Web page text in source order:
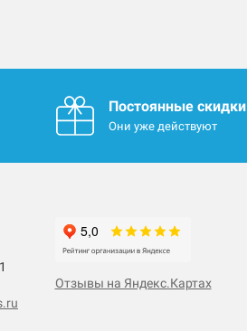
Постоянные скидки
Они уже действуют
Отзывы на Яндекс.Картах